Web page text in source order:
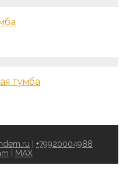
тумба
+79920004988
MAX